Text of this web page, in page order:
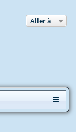
Aller à